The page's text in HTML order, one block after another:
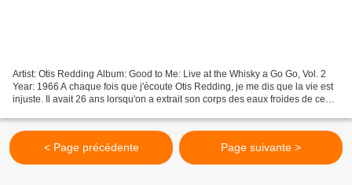
Artist: Otis Redding Album: Good to Me: Live at the Whisky a Go Go, Vol. 2
Year: 1966 A chaque fois que j'écoute Otis Redding, je me dis que la vie est
injuste. Il avait 26 ans lorsqu'on a extrait son corps des eaux froides de ce
< Page précédente Page suivante >